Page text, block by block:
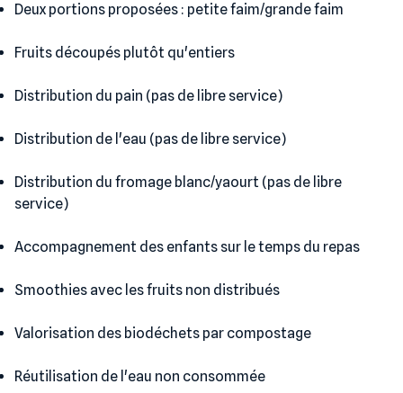
Deux portions proposées : petite faim/grande faim
Fruits découpés plutôt qu'entiers
Distribution du pain (pas de libre service)
Distribution de l'eau (pas de libre service)
Distribution du fromage blanc/yaourt (pas de libre
service)
Accompagnement des enfants sur le temps du repas
Smoothies avec les fruits non distribués
Valorisation des biodéchets par compostage
Réutilisation de l'eau non consommée